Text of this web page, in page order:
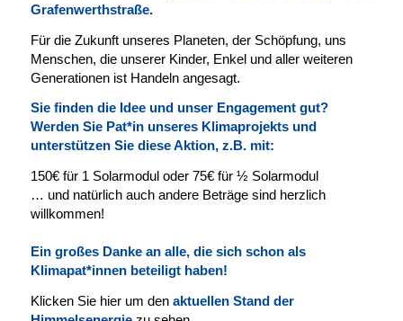
Grafenwerthstraße.
Für die Zukunft unseres Planeten, der Schöpfung, uns
Menschen, die unserer Kinder, Enkel und aller weiteren
Generationen ist Handeln angesagt.
Sie finden die Idee und unser Engagement gut?
Werden Sie Pat*in unseres Klimaprojekts und
unterstützen Sie diese Aktion, z.B. mit:
150€ für 1 Solarmodul oder 75€ für ½ Solarmodul
… und natürlich auch andere Beträge sind herzlich
willkommen!
Ein großes Danke an alle, die sich schon als
Klimapat*innen beteiligt haben!
Klicken Sie hier um den aktuellen Stand der